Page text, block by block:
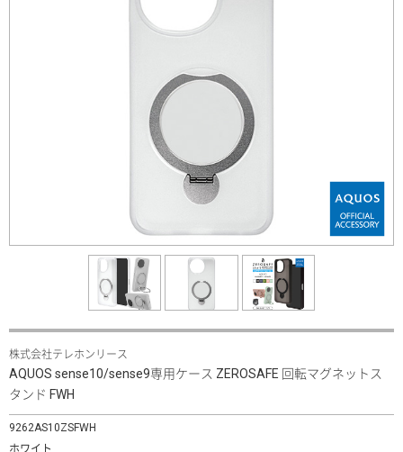
株式会社テレホンリース
AQUOS sense10/sense9専用ケース ZEROSAFE 回転マグネットス
タンド FWH
9262AS10ZSFWH
ホワイト